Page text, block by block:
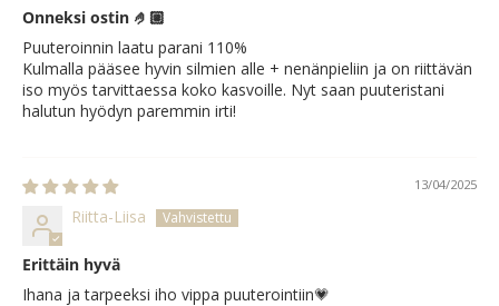
Onneksi ostin 🤌🏼
Puuteroinnin laatu parani 110%
Kulmalla pääsee hyvin silmien alle + nenänpieliin ja on riittävän
iso myös tarvittaessa koko kasvoille. Nyt saan puuteristani
halutun hyödyn paremmin irti!
13/04/2025
Riitta-Liisa
Erittäin hyvä
Ihana ja tarpeeksi iho vippa puuterointiin💗